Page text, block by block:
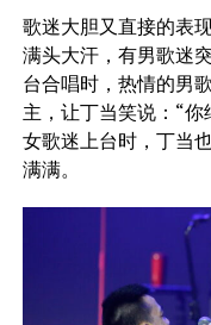
歌迷大胆又直接的表
满头大汗，有男歌迷
台合唱时，热情的男
主，让丁当笑说：“
女歌迷上台时，丁当
满满。